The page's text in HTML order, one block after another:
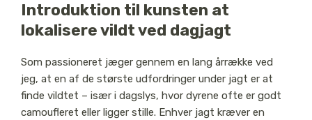
Introduktion til kunsten at
lokalisere vildt ved dagjagt
Som passioneret jæger gennem en lang årrække ved
jeg, at en af de største udfordringer under jagt er at
finde vildtet – især i dagslys, hvor dyrene ofte er godt
camoufleret eller ligger stille. Enhver jagt kræver en